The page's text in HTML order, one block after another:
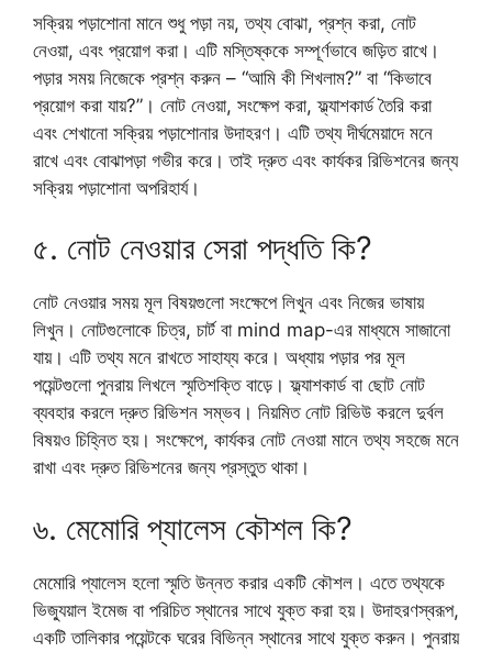
সক্রিয় পড়াশোনা মানে শুধু পড়া নয়, তথ্য বোঝা, প্রশ্ন করা, নোট
নেওয়া, এবং প্রয়োগ করা। এটি মস্তিষ্ককে সম্পূর্ণভাবে জড়িত রাখে।
পড়ার সময় নিজেকে প্রশ্ন করুন – “আমি কী শিখলাম?” বা “কিভাবে
প্রয়োগ করা যায়?”। নোট নেওয়া, সংক্ষেপ করা, ফ্ল্যাশকার্ড তৈরি করা
এবং শেখানো সক্রিয় পড়াশোনার উদাহরণ। এটি তথ্য দীর্ঘমেয়াদে মনে
রাখে এবং বোঝাপড়া গভীর করে। তাই দ্রুত এবং কার্যকর রিভিশনের জন্য
সক্রিয় পড়াশোনা অপরিহার্য।
৫. নোট নেওয়ার সেরা পদ্ধতি কি?
নোট নেওয়ার সময় মূল বিষয়গুলো সংক্ষেপে লিখুন এবং নিজের ভাষায়
লিখুন। নোটগুলোকে চিত্র, চার্ট বা mind map-এর মাধ্যমে সাজানো
যায়। এটি তথ্য মনে রাখতে সাহায্য করে। অধ্যায় পড়ার পর মূল
পয়েন্টগুলো পুনরায় লিখলে স্মৃতিশক্তি বাড়ে। ফ্ল্যাশকার্ড বা ছোট নোট
ব্যবহার করলে দ্রুত রিভিশন সম্ভব। নিয়মিত নোট রিভিউ করলে দুর্বল
বিষয়ও চিহ্নিত হয়। সংক্ষেপে, কার্যকর নোট নেওয়া মানে তথ্য সহজে মনে
রাখা এবং দ্রুত রিভিশনের জন্য প্রস্তুত থাকা।
৬. মেমোরি প্যালেস কৌশল কি?
মেমোরি প্যালেস হলো স্মৃতি উন্নত করার একটি কৌশল। এতে তথ্যকে
ভিজ্যুয়াল ইমেজ বা পরিচিত স্থানের সাথে যুক্ত করা হয়। উদাহরণস্বরূপ,
একটি তালিকার পয়েন্টকে ঘরের বিভিন্ন স্থানের সাথে যুক্ত করুন। পুনরায়